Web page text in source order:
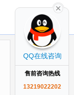
QQ在线咨询
售前咨询热线
13219022202